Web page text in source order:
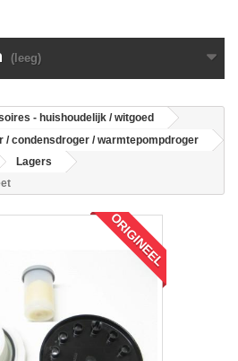
(leeg)
- huishoudelijk / witgoed
/ condensdroger / warmtepompdroger
Lagers
ORIGINEEL